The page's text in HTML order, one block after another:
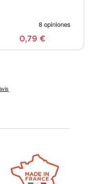
0,79 €